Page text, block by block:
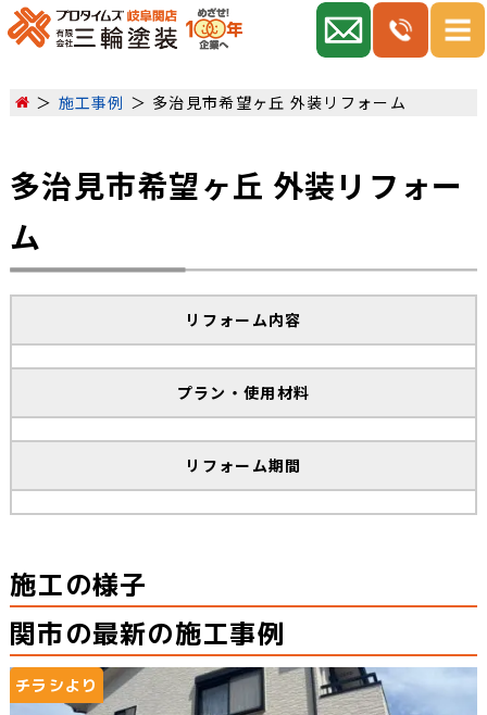
施工事例 多治見市希望ヶ丘 外装リフォーム
多治見市希望ヶ丘 外装リフォー
ム
リフォーム内容
プラン・使用材料
リフォーム期間
施工の様子
関市の最新の施工事例
チラシより